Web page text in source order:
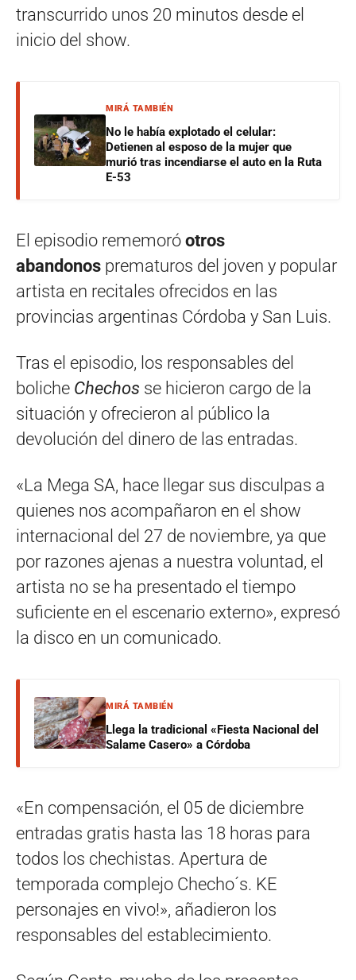
transcurrido unos 20 minutos desde el
inicio del show.
MIRÁ TAMBIÉN
No le había explotado el celular:
Detienen al esposo de la mujer que
murió tras incendiarse el auto en la Ruta
E-53
El episodio rememoró otros
abandonos prematuros del joven y popular
artista en recitales ofrecidos en las
provincias argentinas Córdoba y San Luis.
Tras el episodio, los responsables del
boliche Chechos se hicieron cargo de la
situación y ofrecieron al público la
devolución del dinero de las entradas.
«La Mega SA, hace llegar sus disculpas a
quienes nos acompañaron en el show
internacional del 27 de noviembre, ya que
por razones ajenas a nuestra voluntad, el
artista no se ha presentado el tiempo
suficiente en el escenario externo», expresó
la disco en un comunicado.
MIRÁ TAMBIÉN
Llega la tradicional «Fiesta Nacional del
Salame Casero» a Córdoba
«En compensación, el 05 de diciembre
entradas gratis hasta las 18 horas para
todos los chechistas. Apertura de
temporada complejo Checho´s. KE
personajes en vivo!», añadieron los
responsables del establecimiento.